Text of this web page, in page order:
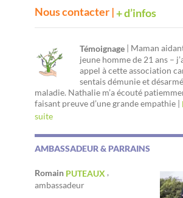
Nous contacter |+ d’infos
Témoignage | Maman
jeune homme de 21 ans –
appel à cette association
sentais démunie et
maladie. Nathalie m’a écouté
faisant preuve d’une grande empathie |
suite
AMBASSADEUR & PARRAINS
Romain PUTEAUX ,
ambassadeur